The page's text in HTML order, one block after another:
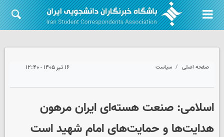
صفحه اصلی سیاست ۱۶ تیر ۱۴۰۵ - ۱۲:۴۰
اسلامی: صنعت هسته‌ای ایران مرهون
هدایت‌ها و حمایت‌های امام شهید است